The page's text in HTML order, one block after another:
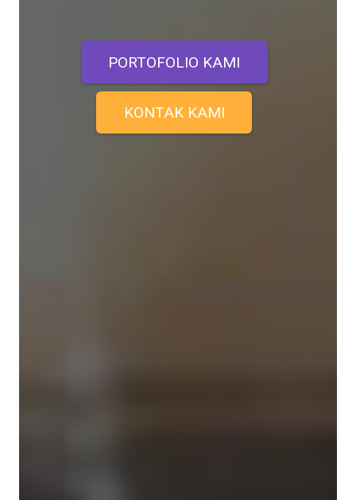
PORTOFOLIO KAMI
KONTAK KAMI